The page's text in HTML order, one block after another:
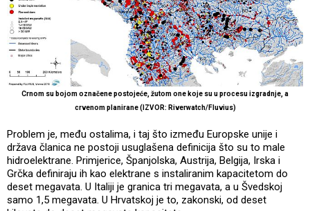
Crnom su bojom označene postojeće, žutom one koje su u procesu izgradnje, a
crvenom planirane (IZVOR: Riverwatch/Fluvius)
Problem je, među ostalima, i taj što između Europske unije i
država članica ne postoji usuglašena definicija što su to male
hidroelektrane. Primjerice, Španjolska, Austrija, Belgija, Irska i
Grčka definiraju ih kao elektrane s instaliranim kapacitetom do
deset megavata. U Italiji je granica tri megavata, a u Švedskoj
samo 1,5 megavata. U Hrvatskoj je to, zakonski, od deset